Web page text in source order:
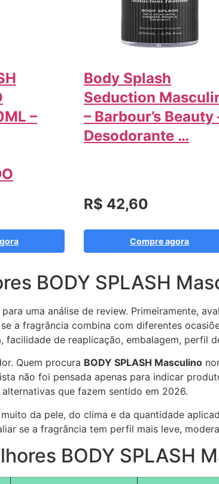
–
Body Splash
Seduction
– Barbour’s Beauty
Desodorante …
R$ 42,60
Compre agora
BODY SPLASH
uma análise de review. Primeiramente,
a fragrância combina com diferentes
de reaplicação, embalagem, perfil
Quem procura BODY SPLASH Masculino
não foi pensada apenas para indicar
que fazem sentido em 2026.
da pele, do clima e da quantidade
se a fragrância tem perfil mais leve,
BODY SPLASH